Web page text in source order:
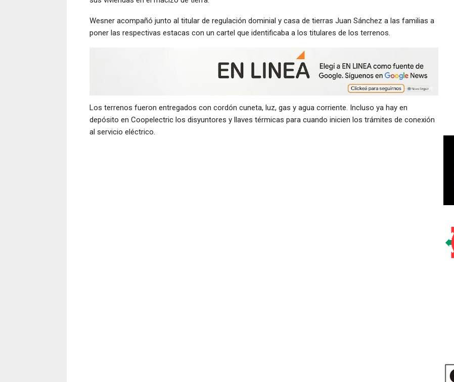
Wesner acompañó junto al titular de regulación dominial y casa de tierras Juan Sánchez a las familias a
poner las respectivas estacas con un cartel que identificaba a los titulares de los terrenos.
Los terrenos fueron entregados con cordón cuneta, luz, gas y agua corriente. Incluso ya hay en
depósito en Coopelectric los disyuntores y llaves térmicas para cuando inicien los trámites de conexión
al servicio eléctrico.